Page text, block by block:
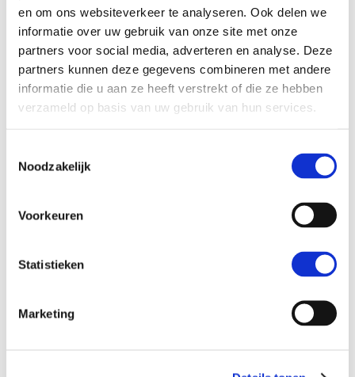
en om ons websiteverkeer te analyseren. Ook delen we
informatie over uw gebruik van onze site met onze
partners voor social media, adverteren en analyse. Deze
partners kunnen deze gegevens combineren met andere
informatie die u aan ze heeft verstrekt of die ze hebben
verzameld op basis van uw gebruik van hun services.
Noodzakelijk
Voorkeuren
Statistieken
Marketing
Resilient rule of law
Holland Harbour
Documentairefilm over het handelen van de
Read more